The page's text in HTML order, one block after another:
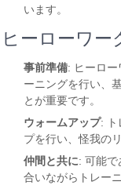
います。
ヒーローワー
事前準備: ヒーロ
ーニングを行い、
とが重要です。
ウォームアップ: ト
プを行い、怪我の
仲間と共に: 可能で
合いながらトレー